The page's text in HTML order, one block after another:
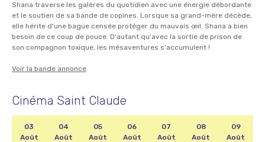
Shana traverse les galères du quotidien avec une énergie débordante
et le soutien de sa bande de copines. Lorsque sa grand-mère décède,
elle hérite d'une bague censée protéger du mauvais œil. Shana a bien
besoin de ce coup de pouce. D'autant qu'avec la sortie de prison de
son compagnon toxique, les mésaventures s'accumulent !
Voir la bande annonce
Cinéma Saint Claude
03
Août
04
Août
05
Août
06
Août
07
Août
08
Août
09
Août